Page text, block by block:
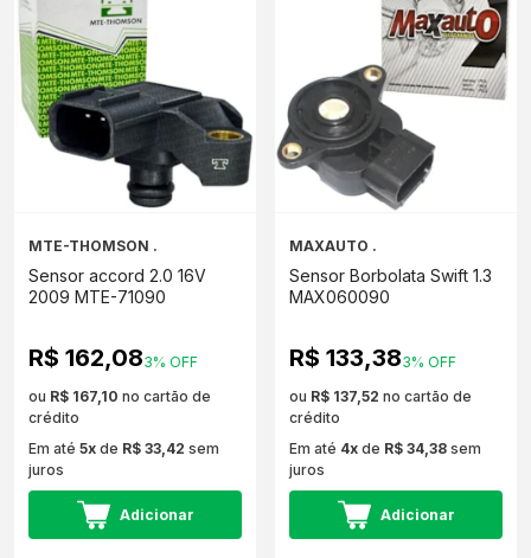
MTE-THOMSON .
Sensor accord 2.0 16V
2009 MTE-71090
R$ 162,083% OFF
ou R$ 167,10 no cartão de
crédito
Em até 5x de R$ 33,42 sem
juros
Adicionar
MAXAUTO .
Sensor Borbolata Swift 1.3
MAX060090
R$ 133,383% OFF
ou R$ 137,52 no cartão de
crédito
Em até 4x de R$ 34,38 sem
juros
Adicionar